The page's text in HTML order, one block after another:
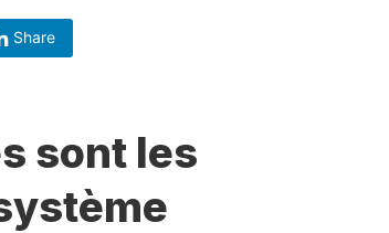
Share
sont les